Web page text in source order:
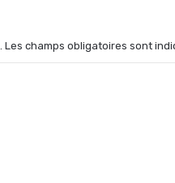
Les champs obligatoires sont